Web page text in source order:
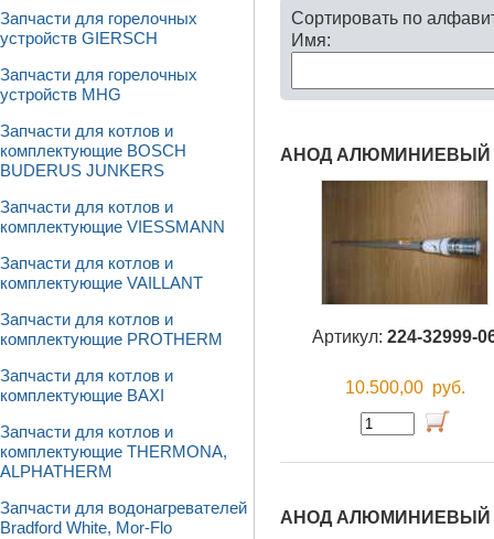
Запчасти для горелочных
устройств GIERSCH
Запчасти для горелочных
устройств MHG
Запчасти для котлов и
комплектующие BOSCH
BUDERUS JUNKERS
Запчасти для котлов и
комплектующие VIESSMANN
Запчасти для котлов и
комплектующие VAILLANT
Запчасти для котлов и
комплектующие PROTHERM
Запчасти для котлов и
комплектующие BAXI
Запчасти для котлов и
комплектующие THERMONA,
ALPHATHERM
Запчасти для водонагревателей
Bradford White, Mor-Flo
Сортировать по
Имя:
АНОД АЛЮМИНИЕВЫЙ
Артикул: 224-32999-
10.500,00 руб.
АНОД АЛЮМИНИЕВЫЙ